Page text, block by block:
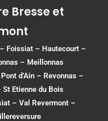
Bresse et
– Foissiat– Hautecourt–
– Meillonnas
Pont d’Ain – Revonnas –
St Etienne du Bois
– Val Revermont–